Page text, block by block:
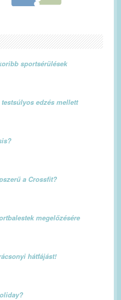
sportsérülések
edzés mellett
a Crossfit?
megelőzésére
hátfájást!